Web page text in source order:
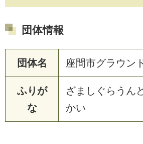
団体情報
団体名 座間市グラウン
ふりが
な
ざましぐらうん
かい